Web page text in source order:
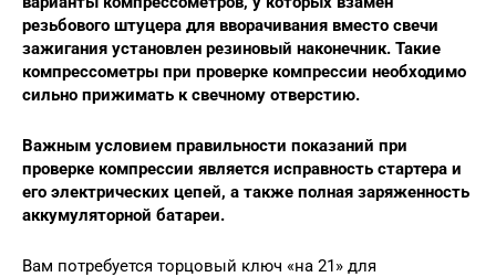
резьбового штуцера для вворачивания вместо свечи
зажигания установлен резиновый наконечник. Такие
компрессометры при проверке компрессии необходимо
сильно прижимать к свечному отверстию.
Важным условием правильности показаний при
проверке компрессии является исправность стартера и
его электрических цепей, а также полная заряженность
аккумуляторной батареи.
Вам потребуется торцовый ключ «на 21» для